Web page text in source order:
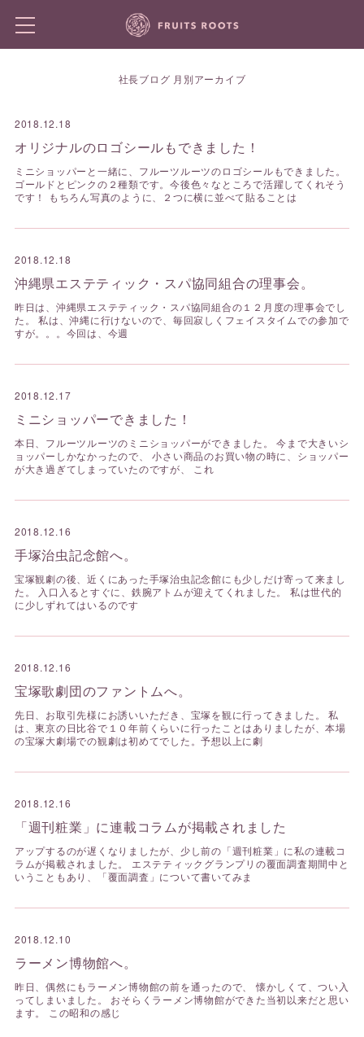
社長ブログ 月別アーカイブ
2018.12.18
オリジナルのロゴシールもできました！
ミニショッパーと一緒に、フルーツルーツのロゴシールもできました。
ゴールドとピンクの２種類です。今後色々なところで活躍してくれそう
です！ もちろん写真のように、２つに横に並べて貼ることは
2018.12.18
沖縄県エステティック・スパ協同組合の理事会。
昨日は、沖縄県エステティック・スパ協同組合の１２月度の理事会でし
た。 私は、沖縄に行けないので、毎回寂しくフェイスタイムでの参加で
すが。。。今回は、今週
2018.12.17
ミニショッパーできました！
本日、フルーツルーツのミニショッパーができました。 今まで大きいシ
ョッパーしかなかったので、 小さい商品のお買い物の時に、ショッパー
が大き過ぎてしまっていたのですが、 これ
2018.12.16
手塚治虫記念館へ。
宝塚観劇の後、近くにあった手塚治虫記念館にも少しだけ寄って来まし
た。 入口入るとすぐに、鉄腕アトムが迎えてくれました。 私は世代的
に少しずれてはいるのです
2018.12.16
宝塚歌劇団のファントムへ。
先日、お取引先様にお誘いいただき、宝塚を観に行ってきました。 私
は、東京の日比谷で１０年前くらいに行ったことはありましたが、本場
の宝塚大劇場での観劇は初めてでした。予想以上に劇
2018.12.16
「週刊粧業」に連載コラムが掲載されました
アップするのが遅くなりましたが、少し前の「週刊粧業」に私の連載コ
ラムが掲載されました。 エステティックグランプリの覆面調査期間中と
いうこともあり、「覆面調査」について書いてみま
2018.12.10
ラーメン博物館へ。
昨日、偶然にもラーメン博物館の前を通ったので、 懐かしくて、つい入
ってしまいました。 おそらくラーメン博物館ができた当初以来だと思い
ます。 この昭和の感じ